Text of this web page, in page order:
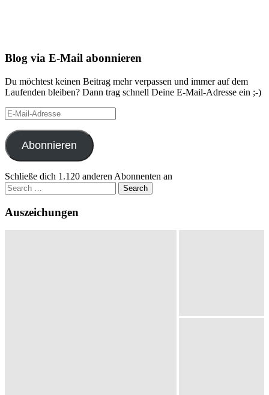
Blog via E-Mail abonnieren
Du möchtest keinen Beitrag mehr verpassen und immer auf dem
Laufenden bleiben? Dann trag schnell Deine E-Mail-Adresse ein ;-)
E-
Mail-
Adresse
Abonnieren
Schließe dich 1.120 anderen Abonnenten an
Search
for:
Auszeichungen